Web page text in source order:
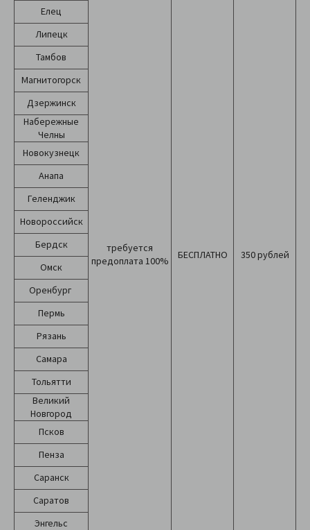
требуется
предоплата 100%
БЕСПЛАТНО 350 рублей
Елец
Липецк
Тамбов
Магнитогорск
Дзержинск
Набережные
Челны
Новокузнецк
Анапа
Геленджик
Новороссийск
Бердск
Омск
Оренбург
Пермь
Рязань
Самара
Тольятти
Великий
Новгород
Псков
Пенза
Саранск
Саратов
Энгельс